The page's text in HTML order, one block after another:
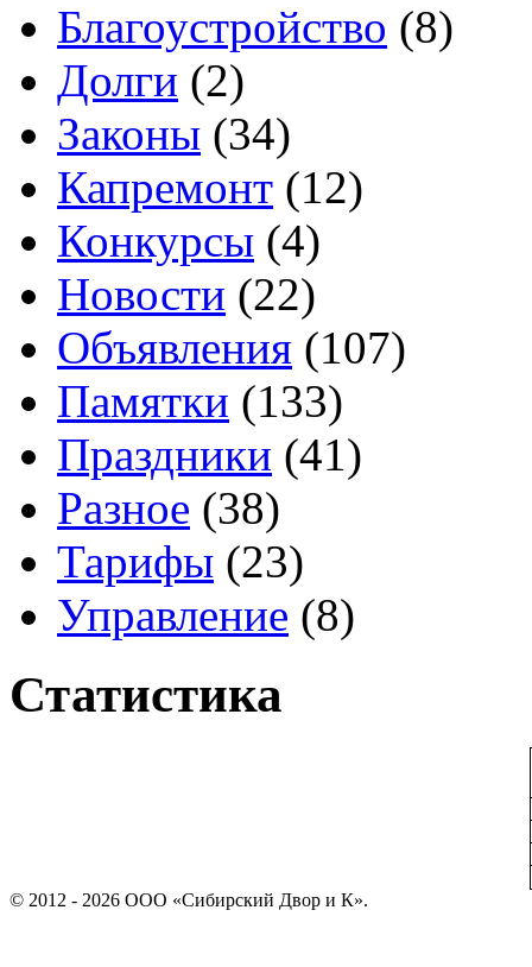
Благоустройство (8)
Долги (2)
Законы (34)
Капремонт (12)
Конкурсы (4)
Новости (22)
Объявления (107)
Памятки (133)
Праздники (41)
Разное (38)
Тарифы (23)
Управление (8)
Статистика
© 2012 - 2026 ООО «Сибирский Двор и К».